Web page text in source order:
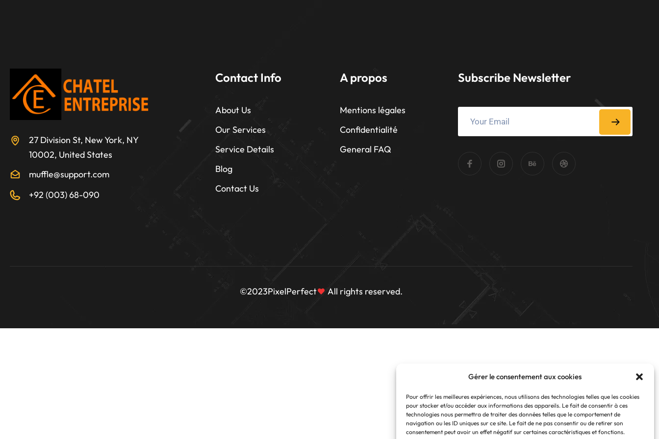
Gérer le consentement aux cookies
Pour offrir les meilleures expériences, nous utilisons des technologies telles que les cookies
pour stocker et/ou accéder aux informations des appareils. Le fait de consentir à ces
technologies nous permettra de traiter des données telles que le comportement de
navigation ou les ID uniques sur ce site. Le fait de ne pas consentir ou de retirer son
consentement peut avoir un effet négatif sur certaines caractéristiques et fonctions.
27 Division St, New York, NY
10002, United States
muffle@support.com
+92 (003) 68-090
Contact Info
About Us
Our Services
Service Details
Blog
Contact Us
A propos
Mentions légales
Confidentialité
General FAQ
Subscribe Newsletter
©2023PixelPerfect All rights reserved.